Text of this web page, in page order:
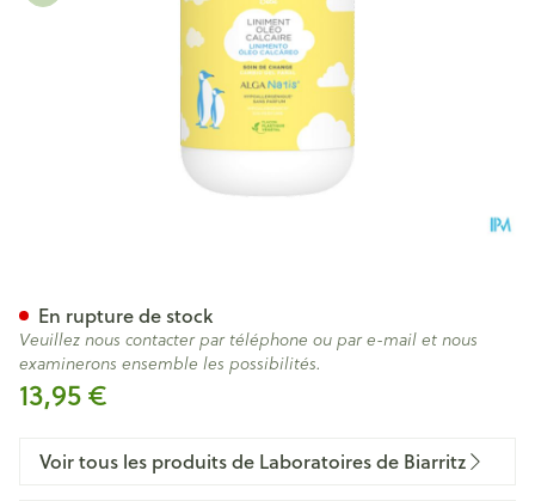
13,95 €
En rupture de stock
Veuillez nous contacter par téléphone ou par e-mail et nous
examinerons ensemble les possibilités.
Voir tous les produits de Laboratoires de Biarritz